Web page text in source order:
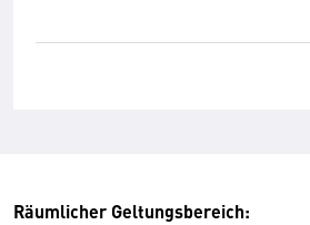
Räumlicher Geltungsbereich: